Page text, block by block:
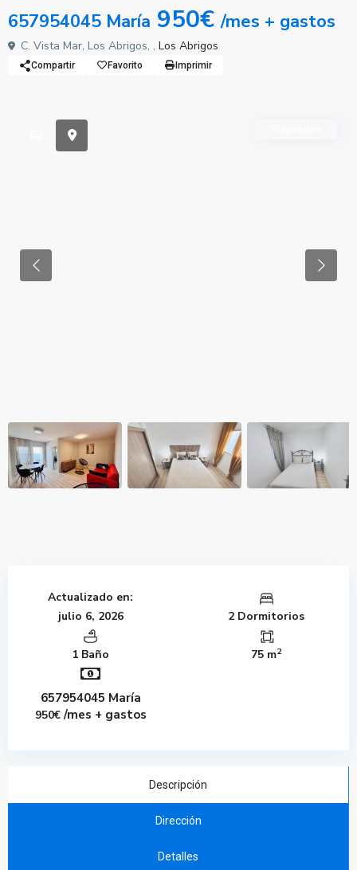
657954045 María 950€/mes + gastos
C. Vista Mar, Los Abrigos, , Los Abrigos
Compartir Favorito Imprimir
Previous
Actualizado en:
julio 6, 2026
2 Dormitorios
1 Baño 75 m2
657954045 María
950€/mes + gastos
Descripción
Dirección
Detalles